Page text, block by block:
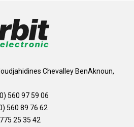
Chevalley BenAknoun,
560 97 59 06
560 89 76 62
25 35 42